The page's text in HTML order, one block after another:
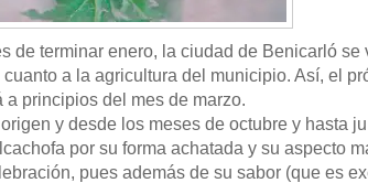
de terminar enero, la ciudad de Benicarló
a la agricultura del municipio. Así, el
principios del mes de marzo.
y desde los meses de octubre y hasta
por su forma achatada y su aspecto
pues además de su sabor (que es